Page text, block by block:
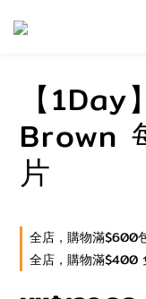
【
Brown
片
全店，購物滿$600
全店，購物滿$400